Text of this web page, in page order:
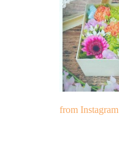
from Instagram